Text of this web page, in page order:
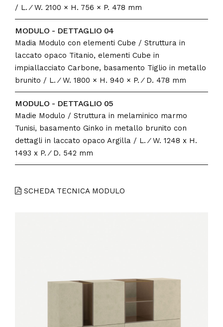
/ L. ⁄ W. 2100 × H. 756 × P. 478 mm
MODULO - DETTAGLIO 04
Madia Modulo con elementi Cube / Struttura in
laccato opaco Titanio, elementi Cube in
impiallacciato Carbone, basamento Tiglio in metallo
brunito / L. ⁄ W. 1800 × H. 940 × P. ⁄ D. 478 mm
MODULO - DETTAGLIO 05
Madie Modulo / Struttura in melaminico marmo
Tunisi, basamento Ginko in metallo brunito con
dettagli in laccato opaco Argilla / L. ⁄ W. 1248 x H.
1493 x P. ⁄ D. 542 mm
SCHEDA TECNICA MODULO